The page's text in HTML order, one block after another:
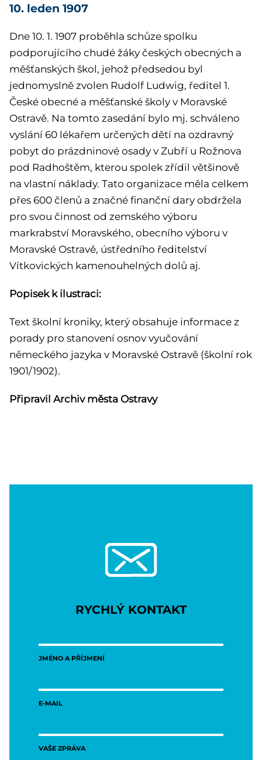
10. leden 1907
Dne 10. 1. 1907 proběhla schůze spolku
podporujícího chudé žáky českých obecných a
měšťanských škol, jehož předsedou byl
jednomyslně zvolen Rudolf Ludwig, ředitel 1.
České obecné a měšťanské školy v Moravské
Ostravě. Na tomto zasedání bylo mj. schváleno
vyslání 60 lékařem určených dětí na ozdravný
pobyt do prázdninové osady v Zubří u Rožnova
pod Radhoštěm, kterou spolek zřídil většinově
na vlastní náklady. Tato organizace měla celkem
přes 600 členů a značné finanční dary obdržela
pro svou činnost od zemského výboru
markrabství Moravského, obecního výboru v
Moravské Ostravě, ústředního ředitelství
Vítkovických kamenouhelných dolů aj.
Popisek k ilustraci:
Text školní kroniky, který obsahuje informace z
porady pro stanovení osnov vyučování
německého jazyka v Moravské Ostravě (školní rok
1901/1902).
Připravil Archiv města Ostravy
RYCHLÝ KONTAKT
JMÉNO A PŘÍJMENÍ
E-MAIL
VAŠE ZPRÁVA